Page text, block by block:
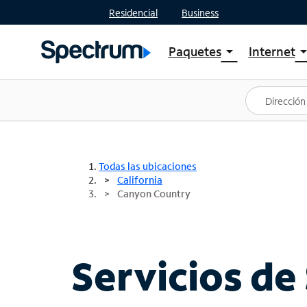
Residencial Business
Paquetesarrow_drop_down
Ver paquetes
Spectrum One
Mejores ofertas
Internetarrow_drop_down
Planes
Todas las ubicaciones
California
Canyon Country
Servicios